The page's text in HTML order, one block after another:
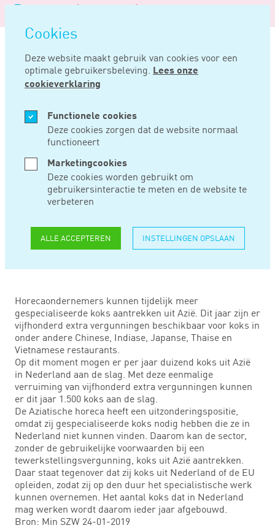
overslaan
Cookies
Deze website maakt gebruik van cookies voor een
optimale gebruikersbeleving. Lees onze
cookieverklaring
Functionele cookies
Deze cookies zorgen dat de website normaal
functioneert
Marketingcookies
Deze cookies worden gebruikt om
gebruikersinteractie te meten en de website te
verbeteren
ALLE ACCEPTEREN INSTELLINGEN OPSLAAN
Logo
Noord
Negentig
Home Nieuws
JAN 25, 2019
EENMALIGE
VERRUIMING
VERGUNNINGEN
VOOR AZIATISCHE
KOKS
Horecaondernemers kunnen tijdelijk meer
gespecialiseerde koks aantrekken uit Azië. Dit jaar zijn er
vijfhonderd extra vergunningen beschikbaar voor koks in
onder andere Chinese, Indiase, Japanse, Thaise en
Vietnamese restaurants.
Op dit moment mogen er per jaar duizend koks uit Azië
in Nederland aan de slag. Met deze eenmalige
verruiming van vijfhonderd extra vergunningen kunnen
er dit jaar 1.500 koks aan de slag.
De Aziatische horeca heeft een uitzonderingspositie,
omdat zij gespecialiseerde koks nodig hebben die ze in
Nederland niet kunnen vinden. Daarom kan de sector,
zonder de gebruikelijke voorwaarden bij een
tewerkstellingsvergunning, koks uit Azië aantrekken.
Daar staat tegenover dat zij koks uit Nederland of de EU
opleiden, zodat zij op den duur het specialistische werk
kunnen overnemen. Het aantal koks dat in Nederland
mag werken wordt daarom ieder jaar afgebouwd.
Bron: Min SZW 24-01-2019